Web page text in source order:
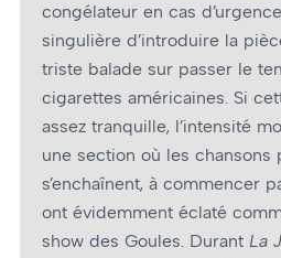
congélateur en cas
singulière d’introduire la
triste balade sur passer le
cigarettes américaines. Si
assez tranquille, l’intensité
une section où les chansons
s’enchaînent, à commencer
ont évidemment éclaté
show des Goules. Durant La